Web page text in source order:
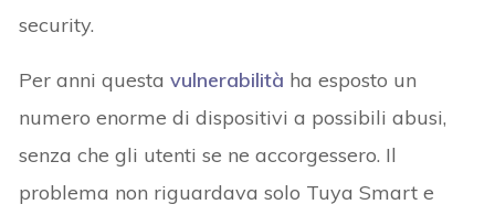
security.
Per anni questavulnerabilità ha esposto un
numero enorme di dispositivi a possibili abusi,
senza che gli utenti se ne accorgessero. Il
problema non riguardava solo Tuya Smart e